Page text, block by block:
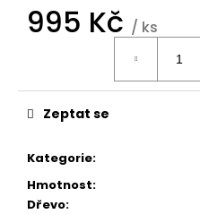
995 Kč / ks
Kategorie:
Hmotnost:
Dřevo:
Zeptat se
p
č
u
e
m
e